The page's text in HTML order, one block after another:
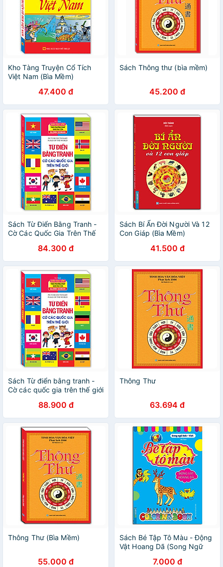
Kho Tàng Truyện Cổ Tích
Việt Nam (Bìa Mềm)
47.400 đ
Sách Thông thư (bìa mềm)
45.200 đ
Sách Từ Điển Bằng Tranh -
Cờ Các Quốc Gia Trên Thế
84.300 đ
Sách Bí Ẩn Đời Người Và 12
Con Giáp (Bìa Mềm)
41.500 đ
Sách Từ điển bằng tranh -
Cờ các quốc gia trên thế giới
88.900 đ
Thông Thư
63.694 đ
Thông Thư (Bìa Mềm)
55.000 đ
Sách Bé Tập Tô Màu - Động
Vật Hoang Dã (Song Ngữ
7.000 đ